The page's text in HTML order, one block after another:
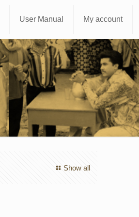
User Manual My account
Show all